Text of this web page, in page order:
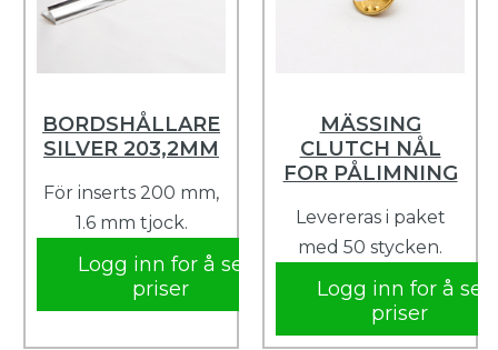
BORDSHÅLLARE
SILVER 203,2MM
För inserts 200 mm,
1.6 mm tjock.
Logg inn for å se
priser
MÄSSING
CLUTCH NÅL
FOR PÅLIMNING
Levereras i paket
med 50 stycken.
Logg inn for å se
priser